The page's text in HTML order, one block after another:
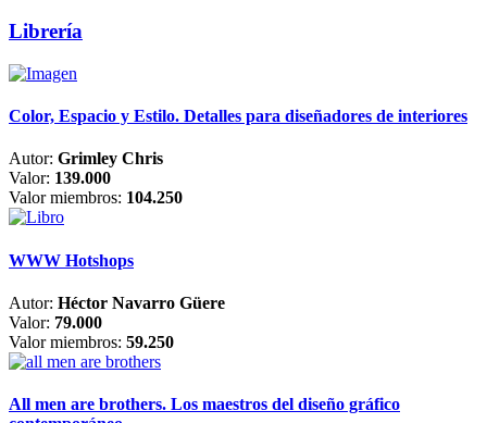
Librería
Color, Espacio y Estilo. Detalles para diseñadores de interiores
Autor: Grimley Chris
Valor: 139.000
Valor miembros: 104.250
WWW Hotshops
Autor: Héctor Navarro Güere
Valor: 79.000
Valor miembros: 59.250
All men are brothers. Los maestros del diseño gráfico